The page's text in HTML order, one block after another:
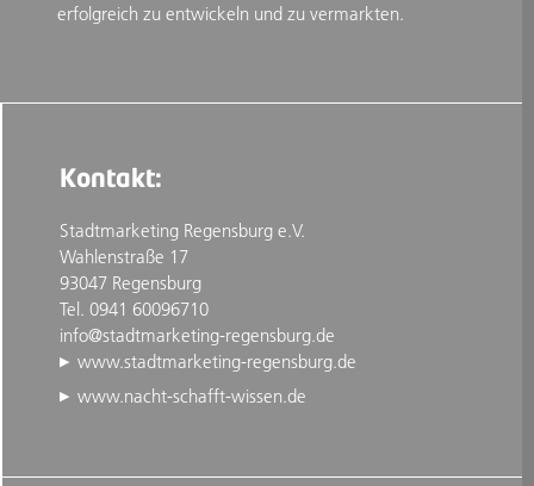
erfolgreich zu entwickeln und zu vermarkten.
Kontakt:
Stadtmarketing Regensburg e.V.
Wahlenstraße 17
93047 Regensburg
Tel. 0941 60096710
info@stadtmarketing-regensburg.de
www.stadtmarketing-regensburg.de
www.nacht-schafft-wissen.de